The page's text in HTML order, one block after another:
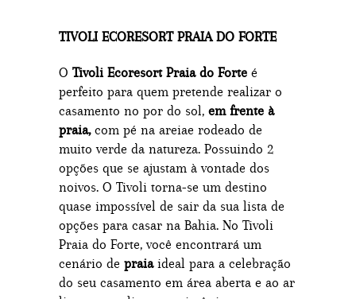
TIVOLI ECORESORT PRAIA DO FORTE
O Tivoli Ecoresort Praia do Forte é
perfeito para quem pretende realizar o
casamento no por do sol, em frente à
praia, com pé na areiae rodeado de
muito verde da natureza. Possuindo 2
opções que se ajustam à vontade dos
noivos. O Tivoli torna-se um destino
quase impossível de sair da sua lista de
opções para casar na Bahia. No Tivoli
Praia do Forte, você encontrará um
cenário de praiaideal para a celebração
do seu casamento em área aberta e ao ar